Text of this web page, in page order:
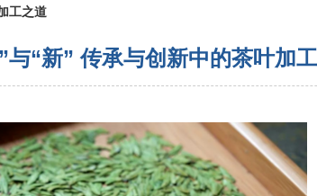
工之道
与“新” 传承与创新中的茶叶加